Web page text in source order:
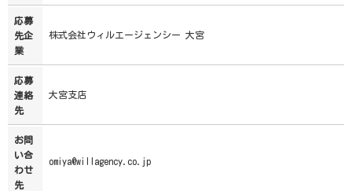
応募
先企
業
株式会社ウィルエージェンシー 大宮
応募
連絡
先
大宮支店
お問
い合
わせ
先
omiya@willagency.co.jp